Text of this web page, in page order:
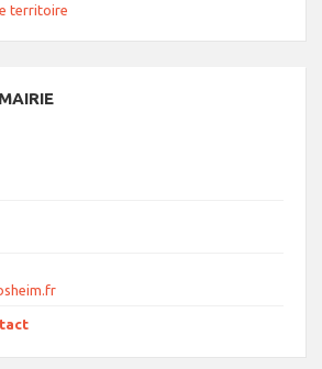
territoire